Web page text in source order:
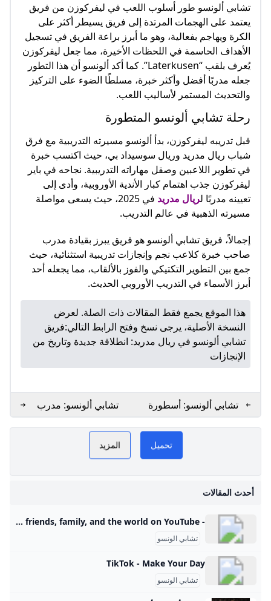
تشابي ألونسو طور أسلوب اللعب في ليفركوزن من فريق
يعتمد على الهجمات المرتدة إلى فريق يسيطر أكثر على
الكرة ويهاجم بفعالية، وهو ما أبرز براعة الفريق في تسجيل
الأهداف الحاسمة في اللحظات الأخيرة، مما جعل ليفركوزن
يُعرف بلقب “Laterkusen”. كما أكد ألونسو أن هذا التطور
جعله مدربًا أفضل وأكثر خبرة، مسلطًا الضوء على التركيز
والتحديث المستمر لأساليب اللعب.
رحلة تشابي ألونسو المتطورة
قبل تدريبه ليفركوزن، بدأ ألونسو مسيرته التدريبية مع فرق
شباب ريال مدريد وريال سوسيداد بي، حيث اكتسب خبرة
في تطوير اللاعبين وصقل مهاراته التدريبية. نجاحه في باير
ليفركوزن جذب اهتمام كبار الأندية الأوروبية، وأدى إلى
تعيينه مدربًا لريال مدريد
في 2025، حيث يسعى مواصلة
مسيرته الذهبية في عالم التدريب.
إجمالاً، فريق تشابي ألونسو هو فريق يبرز بقيادة مدرب
صاحب خبرة كلاعب نجم وإنجازات تدريبية استثنائية، حيث
جمع بين التطوير التكتيكي والفوز بالألقاب، مما يجعله أحد
أبرز الأسماء في التدريب الأوروبي الحديث.
هذا الموقع يجمع فقط المقالات ذات الصلة. لعرض
النسخة الأصلية، يرجى نسخ وفتح الرابط التالي:فريق
تشابي ألونسو في ريال مدريد: انطلاقة جديدة وتاريخ من
الإنجازات
تشابي ألونسو: أسطورة
خط الوسط وبطل أوروبا
تشابي ألونسو: مدرب
ريال مدريد الجديد 2025
تشابي الونسو GoGoGoPLAY
NOW
تحميل المزيد
أحدث المقالات
- YouTube Enjoy the videos and music you love, upload original content, and share it all with friends, family, and the world on YouTube.
تشابي الونسو
TikTok - Make Your Day
تشابي الونسو